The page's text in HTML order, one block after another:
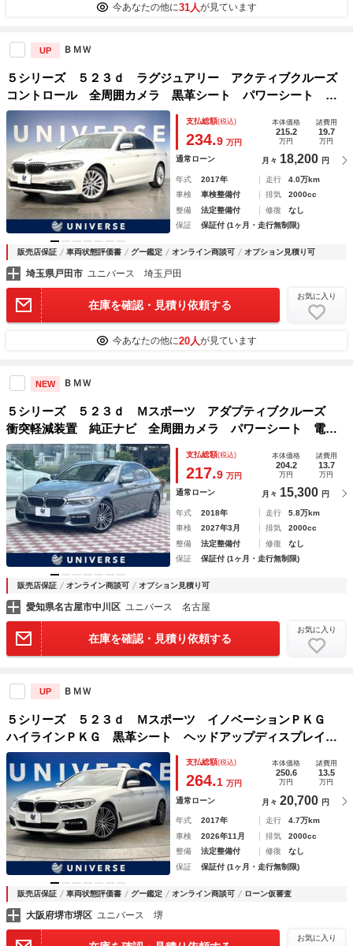
今あなたの他に31人が見ています
UP ＢＭＷ
５シリーズ ５２３ｄ ラグジュアリー アクティブクルーズ
コントロール 全周囲カメラ 黒革シート パワーシート シ
ートヒーター 電動リアゲート コンフォートアクセス ＬＥ
Ｄヘッドランプ 純正ナビ Ｂｌｕｅｔｏｏｔｈ 地デジＴＶ
支払総額(税込)
234.9 万円
本体価格
215.2
万円
諸費用
19.7
万円
通常ローン 月々 18,200 円
年式 2017年 走行
4.0万km
車検
車検整備付 排気
2000cc
整備
法定整備付 修復
なし
保証
保証付 (1ヶ月・走行無制限)
販売店保証 車両状態評価書 グー鑑定 オンライン商談可 オプション見積り可
埼玉県戸田市 ユニバース 埼玉戸田
在庫を確認・見積り依頼する
お気に入り
今あなたの他に20人が見ています
NEW ＢＭＷ
５シリーズ ５２３ｄ Ｍスポーツ アダプティブクルーズ
衝突軽減装置 純正ナビ 全周囲カメラ パワーシート 電動
リアゲート ＬＥＤヘッドランプ Ｂｌｕｅｔｏｏｔｈ接続
純正１９インチＡＷ コンフォートアクセス ＥＴＣ車載器
禁煙車
支払総額(税込)
217.9 万円
本体価格
204.2
万円
諸費用
13.7
万円
通常ローン 月々 15,300 円
年式 2018年 走行
5.8万km
車検
2027年3月 排気
2000cc
整備
法定整備付 修復
なし
保証
保証付 (1ヶ月・走行無制限)
販売店保証 オンライン商談可 オプション見積り可
愛知県名古屋市中川区 ユニバース 名古屋
在庫を確認・見積り依頼する
お気に入り
UP ＢＭＷ
５シリーズ ５２３ｄ Ｍスポーツ イノベーションＰＫＧ
ハイラインＰＫＧ 黒革シート ヘッドアップディスプレイ
レーダークルーズコントロール 前席パワーシート 全席シー
トヒーター オートハイビーム 全周囲カメラ 電動リアゲー
ト 禁煙車
支払総額(税込)
264.1 万円
本体価格
250.6
万円
諸費用
13.5
万円
通常ローン 月々 20,700 円
年式 2017年 走行
4.7万km
車検
2026年11月 排気
2000cc
整備
法定整備付 修復
なし
保証
保証付 (1ヶ月・走行無制限)
販売店保証 車両状態評価書 グー鑑定 オンライン商談可 ローン仮審査
大阪府堺市堺区 ユニバース 堺
お気に入り